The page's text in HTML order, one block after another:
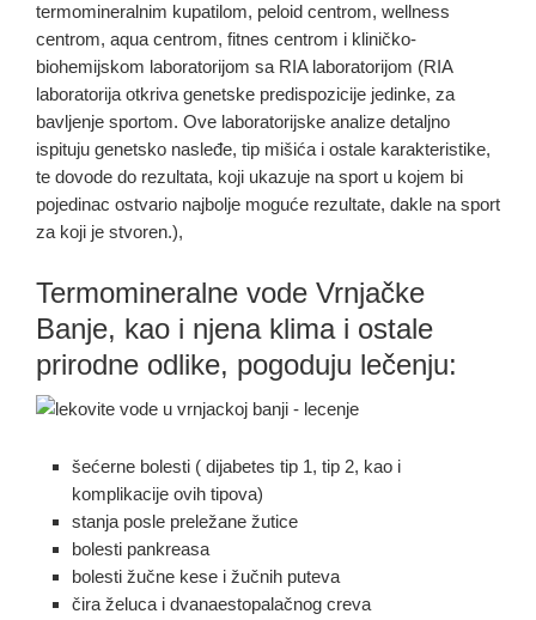
termomineralnim kupatilom, peloid centrom, wellness
centrom, aqua centrom, fitnes centrom i kliničko-
biohemijskom laboratorijom sa RIA laboratorijom (RIA
laboratorija otkriva genetske predispozicije jedinke, za
bavljenje sportom. Ove laboratorijske analize detaljno
ispituju genetsko nasleđe, tip mišića i ostale karakteristike,
te dovode do rezultata, koji ukazuje na sport u kojem bi
pojedinac ostvario najbolje moguće rezultate, dakle na sport
za koji je stvoren.),
Termomineralne vode Vrnjačke
Banje, kao i njena klima i ostale
prirodne odlike, pogoduju lečenju:
šećerne bolesti ( dijabetes tip 1, tip 2, kao i
komplikacije ovih tipova)
stanja posle preležane žutice
bolesti pankreasa
bolesti žučne kese i žučnih puteva
čira želuca i dvanaestopalačnog creva